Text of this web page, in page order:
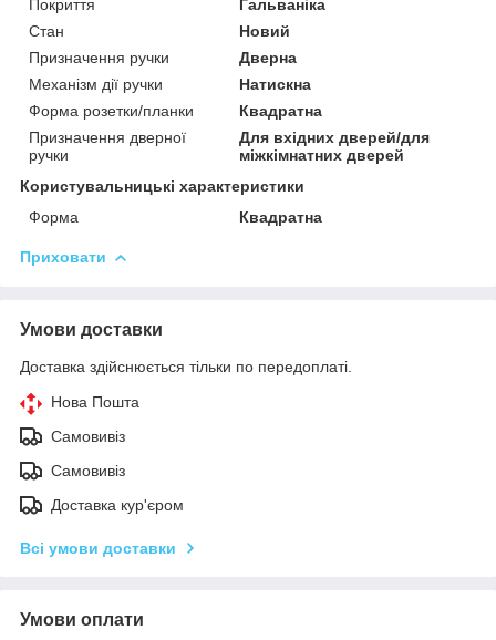
Покриття
Гальваніка
Стан
Новий
Призначення ручки
Дверна
Механізм дії ручки
Натискна
Форма розетки/планки
Квадратна
Призначення дверної
ручки
Для вхідних дверей/для
міжкімнатних дверей
Користувальницькі характеристики
Форма
Квадратна
Приховати
Умови доставки
Доставка здійснюється тільки по передоплаті.
Нова Пошта
Самовивіз
Самовивіз
Доставка кур'єром
Всі умови доставки
Умови оплати